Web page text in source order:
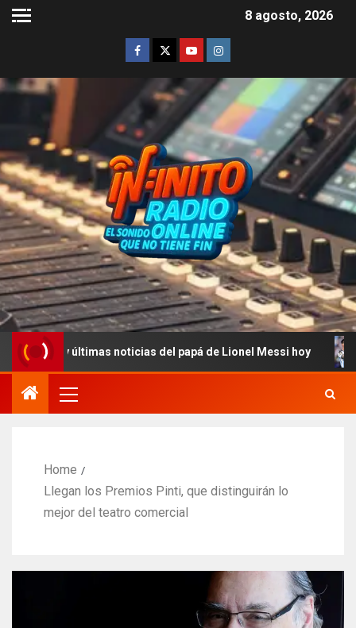
8 agosto, 2026
últimas noticias del papá de Lionel Messi hoy La
Home
Llegan los Premios Pinti, que distinguirán lo
mejor del teatro comercial